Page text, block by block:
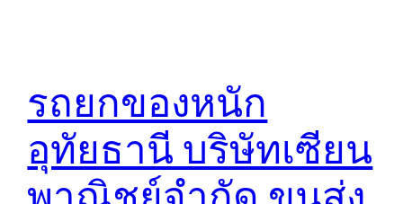
รถยกของหนัก
อุทัยธานี บริษัทเซียน